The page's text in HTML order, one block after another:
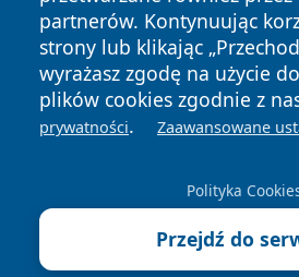
partnerów. Kontynuując
strony lub klikając
wyrażasz zgodę na użycie
plików cookies zgodnie z
prywatności. Zaawansowane
Polityka
Przejdź do
News Autorzy
Polityka
Prywatności